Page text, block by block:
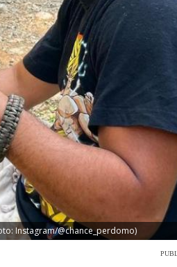
Instagram/@chance_perdomo)